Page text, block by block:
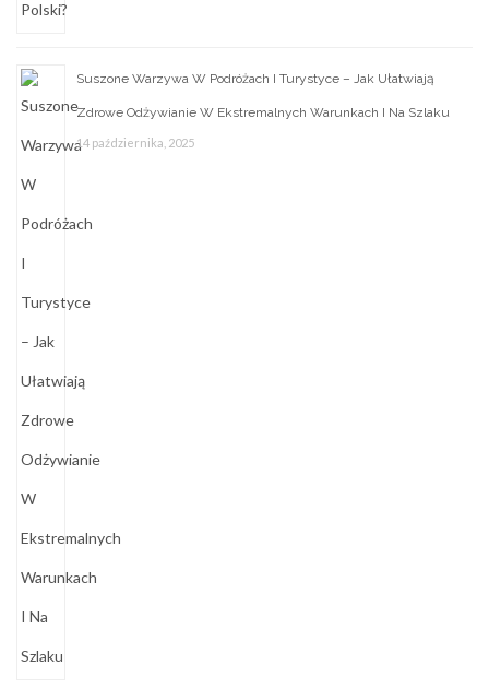
Suszone Warzywa W Podróżach I Turystyce – Jak Ułatwiają
Zdrowe Odżywianie W Ekstremalnych Warunkach I Na Szlaku
14 października, 2025